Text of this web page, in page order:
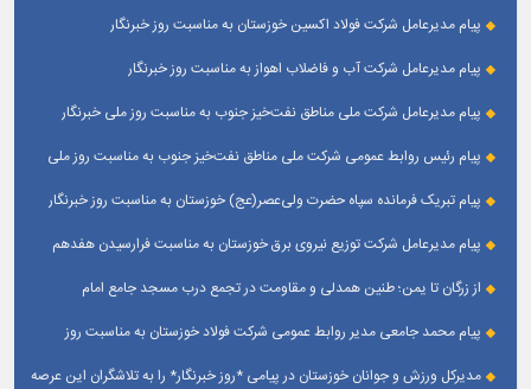
پیام مدیرعامل شرکت فولاد اکسین خوزستان به مناسبت روز خبرنگار
پیام مدیرعامل شرکت آب و فاضلاب اهواز به مناسبت روز خبرنگار
پیام مدیرعامل شركت ملی مناطق نفت‌خیز جنوب به مناسبت روز ملی خبرنگار
پیام رئیس روابط عمومی شركت ملی مناطق نفت‌خیز جنوب به مناسبت روز ملی
پیام تبریک فرمانده سپاه حضرت ولی‌عصر(عج) خوزستان به مناسبت روز خبرنگار
پیام مدیرعامل شرکت توزیع نیروی برق خوزستان به مناسبت فرارسیدن هفدهم
از زرگان تا یمن؛ طنین همدلی و مقاومت در تجمع درب مسجد جامع امام
پیام محمد جامعی مدیر روابط عمومی شرکت فولاد خوزستان به مناسبت روز
مدیرکل ورزش و جوانان خوزستان در پیامی *روز خبرنگار* را به تلاشگران این عرصه